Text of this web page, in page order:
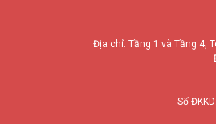
Địa chỉ: Tầng 1 và Tầng 4,
Số